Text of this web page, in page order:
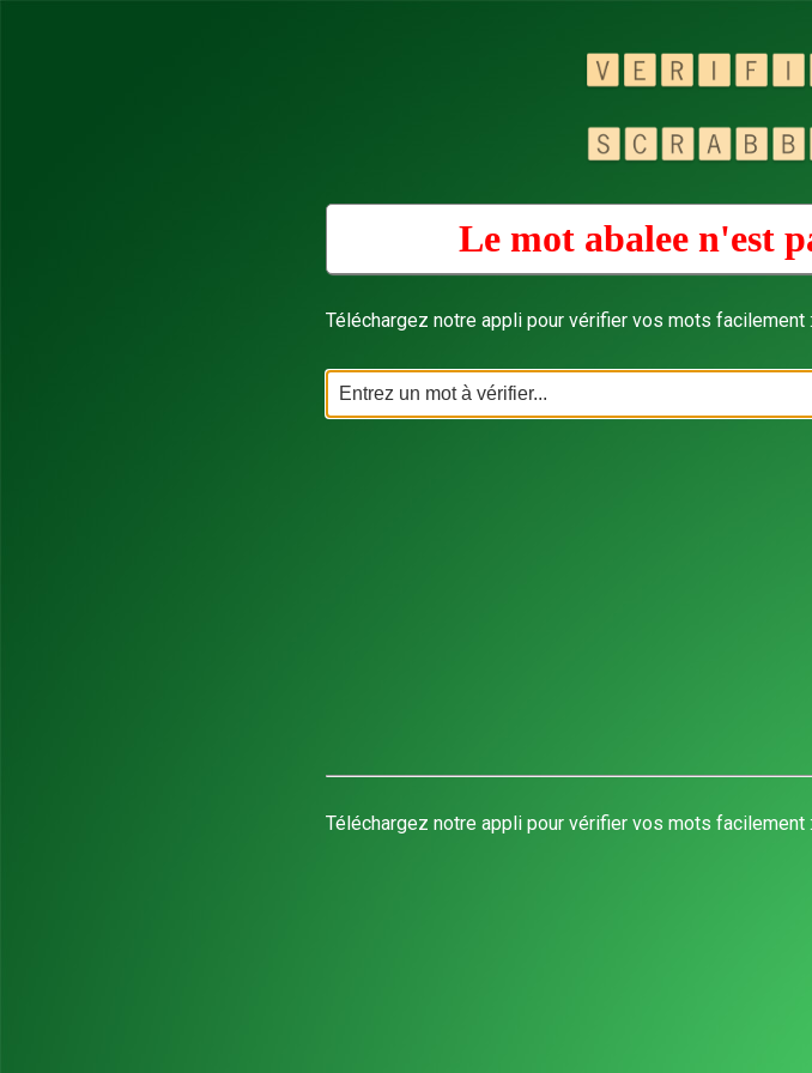
Le mot abalee n'est
Téléchargez notre appli pour vérifier vos mots facilement :
Téléchargez notre appli pour vérifier vos mots facilement :